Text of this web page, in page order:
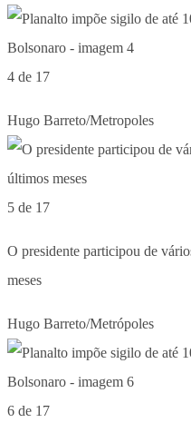
4 de 17
Hugo Barreto/Metropoles
5 de 17
O presidente participou de
meses
Hugo Barreto/Metrópoles
6 de 17